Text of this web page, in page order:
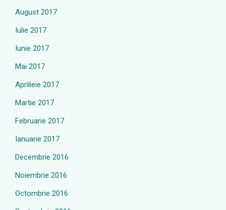
August 2017
Iulie 2017
Iunie 2017
Mai 2017
Aprilieie 2017
Martie 2017
Februarie 2017
Ianuarie 2017
Decembrie 2016
Noiembrie 2016
Octombrie 2016